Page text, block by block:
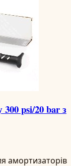
psi/20 bar з
амортизаторів